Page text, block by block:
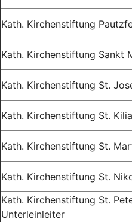
Kath. Kirchenstiftung
Kath. Kirchenstiftung Sankt
Kath. Kirchenstiftung St.
Kath. Kirchenstiftung St.
Kath. Kirchenstiftung St.
Kath. Kirchenstiftung St.
Kath. Kirchenstiftung St.
Unterleinleiter